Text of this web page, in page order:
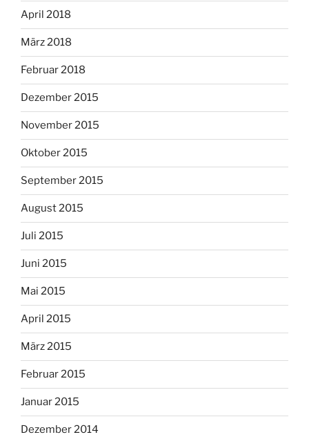
April 2018
März 2018
Februar 2018
Dezember 2015
November 2015
Oktober 2015
September 2015
August 2015
Juli 2015
Juni 2015
Mai 2015
April 2015
März 2015
Februar 2015
Januar 2015
Dezember 2014